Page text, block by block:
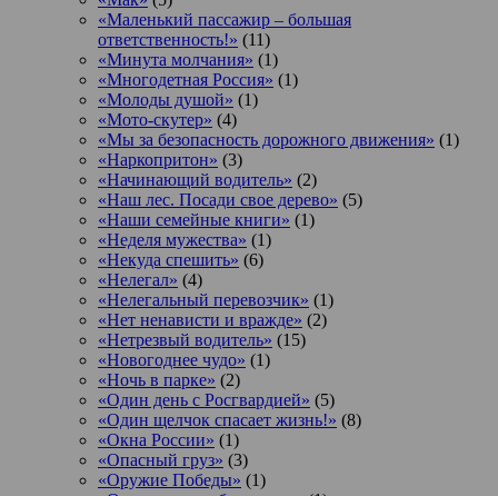
«Маленький пассажир – большая
ответственность!» (11)
«Минута молчания» (1)
«Многодетная Россия» (1)
«Молоды душой» (1)
«Мото-скутер» (4)
«Мы за безопасность дорожного движения» (1)
«Наркопритон» (3)
«Начинающий водитель» (2)
«Наш лес. Посади свое дерево» (5)
«Наши семейные книги» (1)
«Неделя мужества» (1)
«Некуда спешить» (6)
«Нелегал» (4)
«Нелегальный перевозчик» (1)
«Нет ненависти и вражде» (2)
«Нетрезвый водитель» (15)
«Новогоднее чудо» (1)
«Ночь в парке» (2)
«Один день с Росгвардией» (5)
«Один щелчок спасает жизнь!» (8)
«Окна России» (1)
«Опасный груз» (3)
«Оружие Победы» (1)